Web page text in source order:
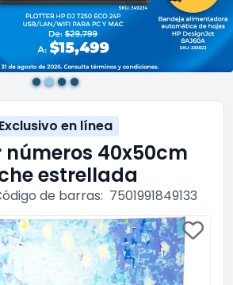
Exclusivo en línea
números 40x50cm
estrellada
de barras: 7501991849133